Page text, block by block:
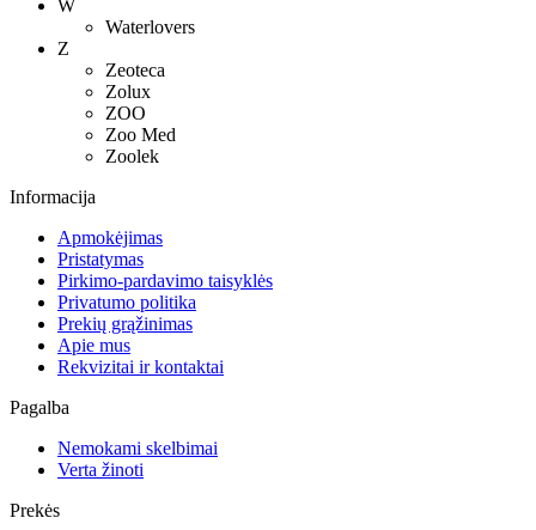
W
Waterlovers
Z
Zeoteca
Zolux
ZOO
Zoo Med
Zoolek
Informacija
Apmokėjimas
Pristatymas
Pirkimo-pardavimo taisyklės
Privatumo politika
Prekių grąžinimas
Apie mus
Rekvizitai ir kontaktai
Pagalba
Nemokami skelbimai
Verta žinoti
Prekės